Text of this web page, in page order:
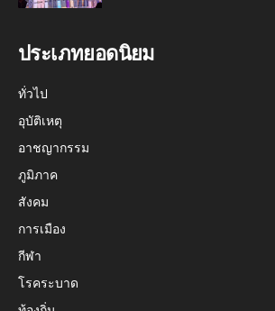
ประเภทยอดนิยม
ทั่วไป
อุบัติเหตุ
อาชญากรรม
ภูมิภาค
สังคม
การเมือง
กีฬา
โรคระบาด